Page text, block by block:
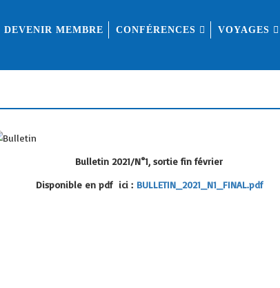
DEVENIR MEMBRE CONFÉRENCES VOYAGES
Bulletin 2021/N°1, sortie fin février
Disponible en pdf ici : BULLETIN_2021_N1_FINAL.pdf